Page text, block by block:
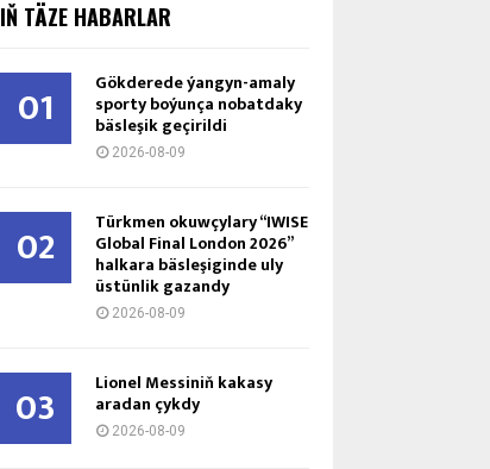
IŇ TÄZE HABARLAR
01 Gökderede ýangyn-amaly
sporty boýunça nobatdaky
bäsleşik geçirildi
2026-08-09
02 Türkmen okuwçylary “IWISE
Global Final London 2026”
halkara bäsleşiginde uly
üstünlik gazandy
2026-08-09
03 Lionel Messiniň kakasy
aradan çykdy
2026-08-09